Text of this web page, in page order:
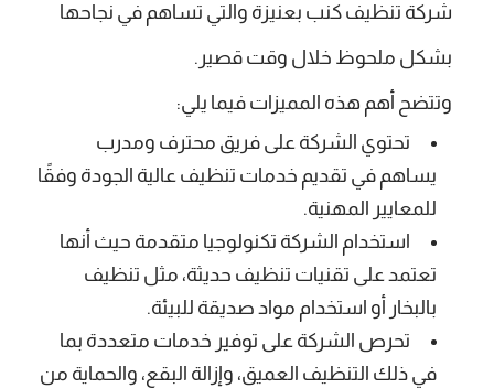
شركة تنظيف كنب بعنيزة والتي تساهم في نجاحها
بشكل ملحوظ خلال وقت قصير.
وتتضح أهم هذه المميزات فيما يلي:
تحتوي الشركة على فريق محترف ومدرب
يساهم في تقديم خدمات تنظيف عالية الجودة وفقًا
للمعايير المهنية.
استخدام الشركة تكنولوجيا متقدمة حيث أنها
تعتمد على تقنيات تنظيف حديثة، مثل تنظيف
بالبخار أو استخدام مواد صديقة للبيئة.
تحرص الشركة على توفير خدمات متعددة بما
في ذلك التنظيف العميق، وإزالة البقع، والحماية من